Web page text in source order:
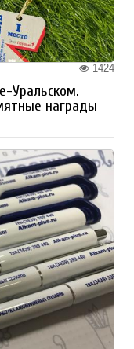
1424
Уральском.
награды